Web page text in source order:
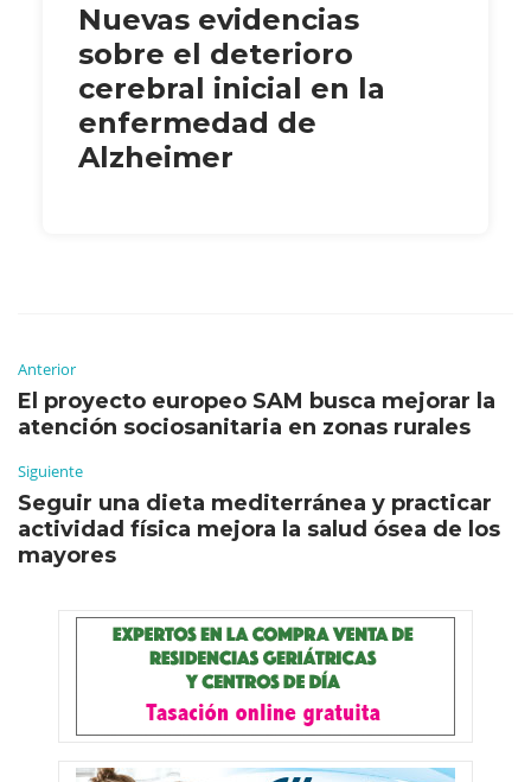
Nuevas evidencias
sobre el deterioro
cerebral inicial en la
enfermedad de
Alzheimer
Anterior
El proyecto europeo SAM busca mejorar la
atención sociosanitaria en zonas rurales
Siguiente
Seguir una dieta mediterránea y practicar
actividad física mejora la salud ósea de los
mayores